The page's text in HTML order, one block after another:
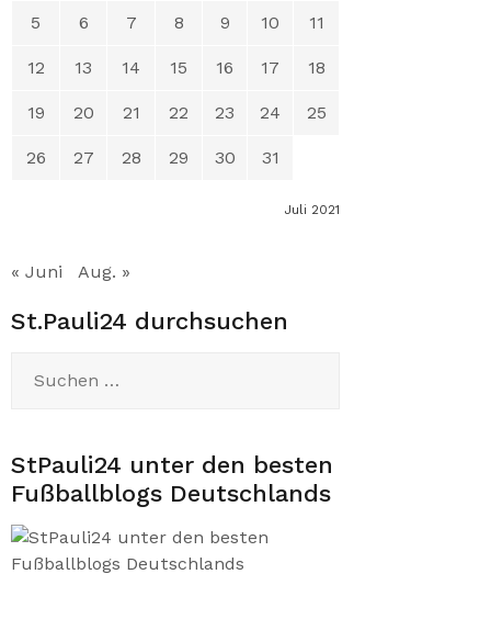
Juli 2021
5 6 7 8 9 10 11
12 13 14 15 16 17 18
19 20 21 22 23 24 25
26 27 28 29 30 31
« Juni Aug. »
St.Pauli24 durchsuchen
nach:
StPauli24 unter den besten
Fußballblogs Deutschlands